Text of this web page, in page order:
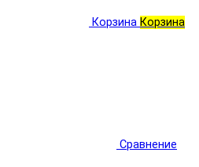
Корзина Корзина
Сравнение